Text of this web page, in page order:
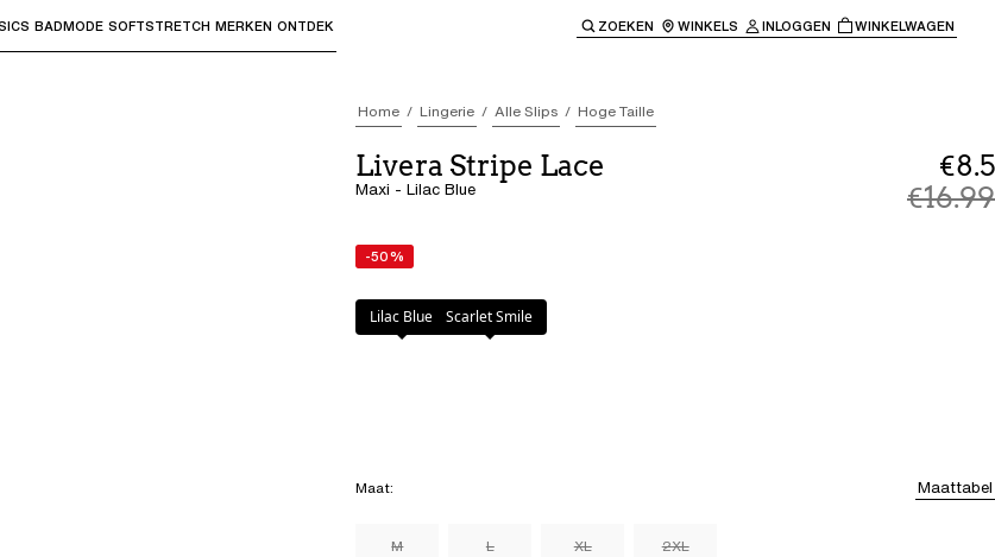
openen en "Pijl omhoog" of "Escape" om terug te keren naar de hoofdnavigatie.
BADMODE SOFTSTRETCH MERKEN ONTDEK ZOEKEN WINKELS INLOGGEN WINKELWAGEN
Home Lingerie Alle Slips Hoge Taille
Livera Stripe Lace
Maxi - Lilac Blue
€8.5
€16.99
-50%
Kleur:Lilac Blue
Lilac Blue Scarlet Smile
Maat: Maattabel
M L XL 2XL